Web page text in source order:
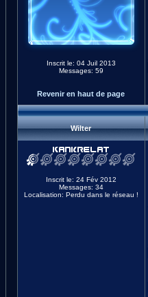
Inscrit le: 04 Juil 2013
Messages: 59
Revenir en haut de page
Wilter
Inscrit le: 24 Fév 2012
Messages: 34
Localisation: Perdu dans le réseau !